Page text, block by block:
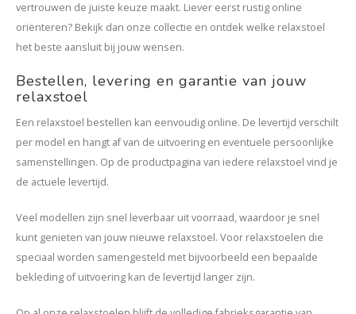
vertrouwen de juiste keuze maakt. Liever eerst rustig online
oriënteren? Bekijk dan onze collectie en ontdek welke relaxstoel
het beste aansluit bij jouw wensen.
Bestellen, levering en garantie van jouw
relaxstoel
Een relaxstoel bestellen kan eenvoudig online. De levertijd verschilt
per model en hangt af van de uitvoering en eventuele persoonlijke
samenstellingen. Op de productpagina van iedere relaxstoel vind je
de actuele levertijd.
Veel modellen zijn snel leverbaar uit voorraad, waardoor je snel
kunt genieten van jouw nieuwe relaxstoel. Voor relaxstoelen die
speciaal worden samengesteld met bijvoorbeeld een bepaalde
bekleding of uitvoering kan de levertijd langer zijn.